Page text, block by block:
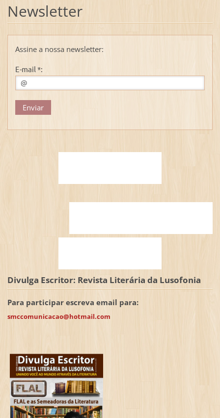
Newsletter
Assine a nossa newsletter:
E-mail *:
Divulga Escritor: Revista Literária da Lusofonia
Para participar escreva email para:
smccomunicacao@hotmail.com